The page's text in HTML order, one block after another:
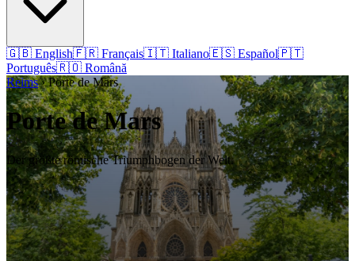
🇬🇧 English🇫🇷 Français🇮🇹 Italiano🇪🇸 Español🇵🇹
Português🇷🇴 Română
Reims› Porte de Mars
Porte de Mars
Der größte römische Triumphbogen der Welt.